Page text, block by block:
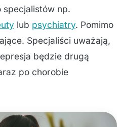
specjalistów np.
lub psychiatry. Pomimo
Specjaliści uważają,
będzie drugą
po chorobie